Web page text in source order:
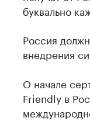
буквально
Россия
внедрения
О начале
Friendly в